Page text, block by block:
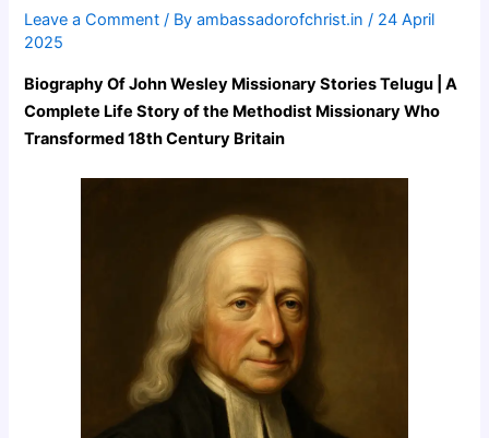
Leave a Comment / Byambassadorofchrist.in/ 24 April
2025
Biography Of John Wesley Missionary Stories Telugu | A
Complete Life Story of the Methodist Missionary Who
Transformed 18th Century Britain